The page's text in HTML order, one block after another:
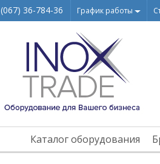
(067) 36-784-36 График работы
Каталог оборудования